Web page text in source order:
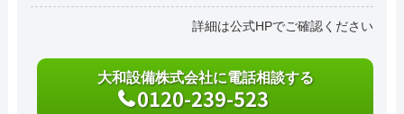
詳細は公式HPでご確認ください
大和設備株式会社に電話相談する
0120-239-523